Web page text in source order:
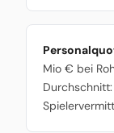
Mio € bei
Durchschnitt: